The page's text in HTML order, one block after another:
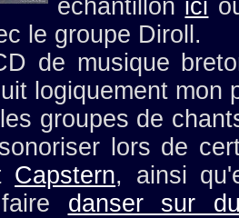
échantillon ici
le groupe Diroll.
de musique
logiquement mon
groupes de
lors de
Capstern, ainsi
danser sur